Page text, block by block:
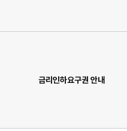
금리인하요구권 안내